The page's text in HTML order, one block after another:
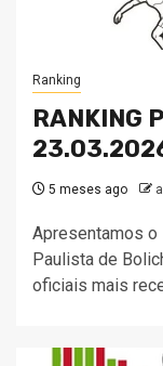
Ranking
RANKING
5 meses ago
Apresentamos o
Paulista de
oficiais mais